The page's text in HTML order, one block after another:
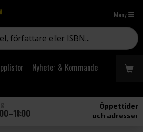
Meny
Nyheter & Kommande
Öppettider
och adresser